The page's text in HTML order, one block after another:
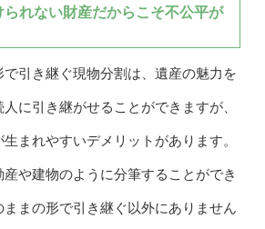
られない財産だからこそ不公平が
引き継ぐ現物分割は、遺産の魅力を
に引き継がせることができますが、
まれやすいデメリットがあります。
や建物のように分筆することができ
まの形で引き継ぐ以外にありません